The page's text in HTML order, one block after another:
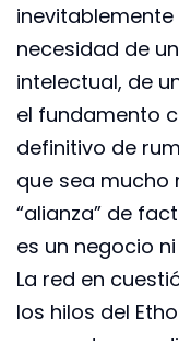
necesidad de
intelectual, de
el fundamento
definitivo de
que sea mucho
“alianza” de
es un negocio
La red en
los hilos del